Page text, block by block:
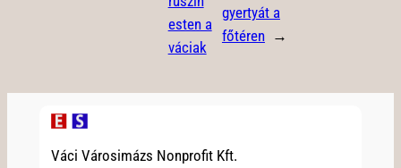
esten a
váciak
gyertyát a
főtéren →
Váci Városimázs Nonprofit Kft.